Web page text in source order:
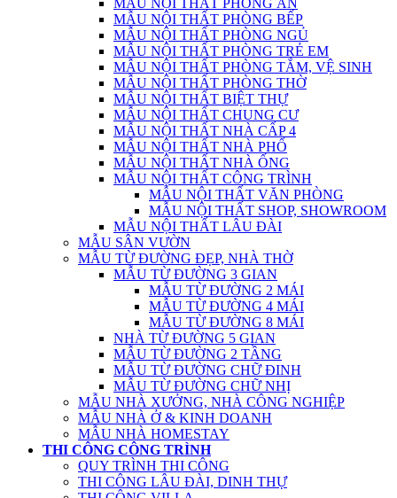
MẪU NỘI THẤT PHÒNG ĂN
MẪU NỘI THẤT PHÒNG BẾP
MẪU NỘI THẤT PHÒNG NGỦ
MẪU NỘI THẤT PHÒNG TRẺ EM
MẪU NỘI THẤT PHÒNG TẮM, VỆ SINH
MẪU NỘI THẤT PHÒNG THỜ
MẪU NỘI THẤT BIỆT THỰ
MẪU NỘI THẤT CHUNG CƯ
MẪU NỘI THẤT NHÀ CẤP 4
MẪU NỘI THẤT NHÀ PHỐ
MẪU NỘI THẤT NHÀ ỐNG
MẪU NỘI THẤT CÔNG TRÌNH
MẪU NỘI THẤT VĂN PHÒNG
MẪU NỘI THẤT SHOP, SHOWROOM
MẪU NỘI THẤT LÂU ĐÀI
MẪU SÂN VƯỜN
MẪU TỪ ĐƯỜNG ĐẸP, NHÀ THỜ
MẪU TỪ ĐƯỜNG 3 GIAN
MẪU TỪ ĐƯỜNG 2 MÁI
MẪU TỪ ĐƯỜNG 4 MÁI
MẪU TỪ ĐƯỜNG 8 MÁI
NHÀ TỪ ĐƯỜNG 5 GIAN
MẪU TỪ ĐƯỜNG 2 TẦNG
MẪU TỪ ĐƯỜNG CHỮ ĐINH
MẪU TỪ ĐƯỜNG CHỮ NHỊ
MẪU NHÀ XƯỞNG, NHÀ CÔNG NGHIỆP
MẪU NHÀ Ở & KINH DOANH
MẪU NHÀ HOMESTAY
THI CÔNG CÔNG TRÌNH
QUY TRÌNH THI CÔNG
THI CÔNG LÂU ĐÀI, DINH THỰ